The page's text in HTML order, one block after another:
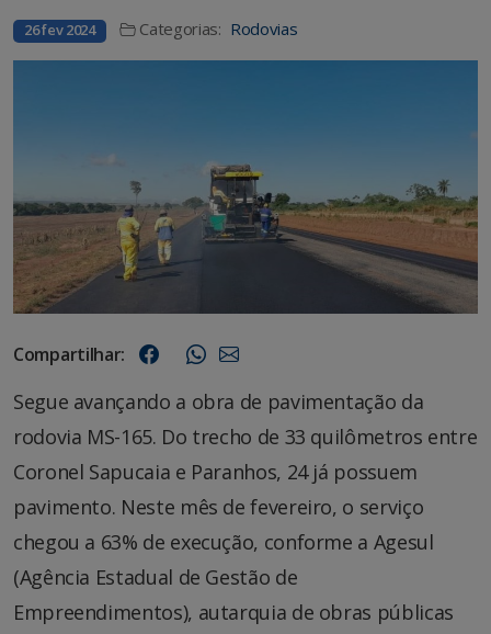
26 fev 2024 Categorias: Rodovias
Compartilhar:
Segue avançando a obra de pavimentação da
rodovia MS-165. Do trecho de 33 quilômetros entre
Coronel Sapucaia e Paranhos, 24 já possuem
pavimento. Neste mês de fevereiro, o serviço
chegou a 63% de execução, conforme a Agesul
(Agência Estadual de Gestão de
Empreendimentos), autarquia de obras públicas